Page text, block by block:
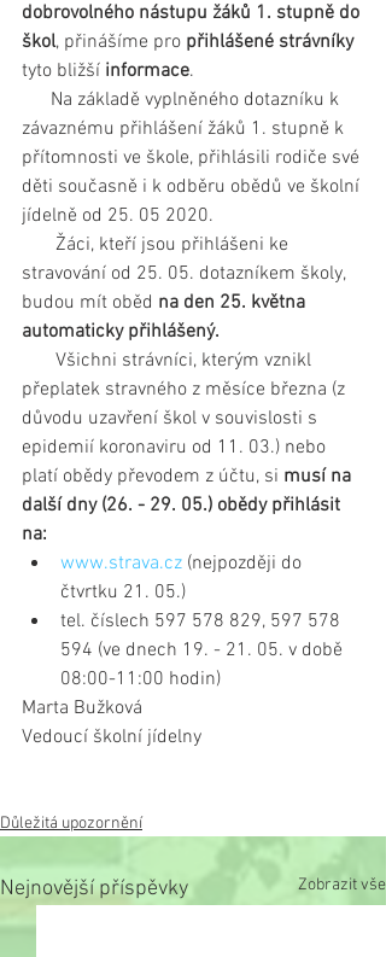
dobrovolného nástupu žáků 1. stupně do
škol, přinášíme pro přihlášené strávníky
tyto bližší informace.
závaznému přihlášení žáků 1. stupně k
přítomnosti ve škole, přihlásili rodiče své
děti současně i k odběru obědů ve školní
jídelně od 25. 05 2020.
stravování od 25. 05. dotazníkem školy,
budou mít oběd na den 25. května
automaticky přihlášený.
přeplatek stravného z měsíce března (z
důvodu uzavření škol v souvislosti s
epidemií koronaviru od 11. 03.) nebo
platí obědy převodem z účtu, si musí na
další dny (26. - 29. 05.) obědy přihlásit
na:
www.strava.cz (nejpozději do
čtvrtku 21. 05.)
tel. číslech 597 578 829, 597 578
594 (ve dnech 19. - 21. 05. v době
08:00-11:00 hodin)
Marta Bužková
Vedoucí školní jídelny
Důležitá upozornění
Nejnovější příspěvky Zobrazit vše